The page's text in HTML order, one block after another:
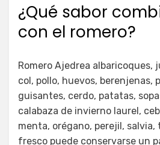
¿Qué sabor
con el romero?
Romero Ajedrea albaricoques,
col, pollo, huevos, berenjenas,
guisantes, cerdo, patatas,
calabaza de invierno laurel,
menta, orégano, perejil, salvia,
fresco puede conservarse un